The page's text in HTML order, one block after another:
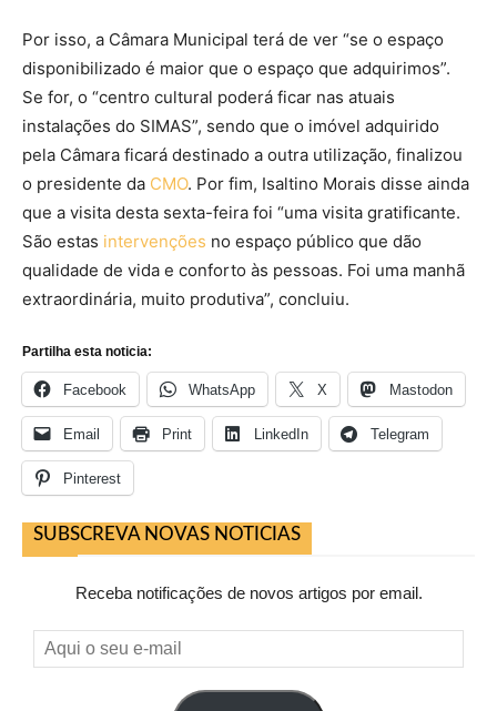
Por isso, a Câmara Municipal terá de ver “se o espaço
disponibilizado é maior que o espaço que adquirimos”.
Se for, o “centro cultural poderá ficar nas atuais
instalações do SIMAS”, sendo que o imóvel adquirido
pela Câmara ficará destinado a outra utilização, finalizou
o presidente da CMO. Por fim, Isaltino Morais disse ainda
que a visita desta sexta-feira foi “uma visita gratificante.
São estas intervenções no espaço público que dão
qualidade de vida e conforto às pessoas. Foi uma manhã
extraordinária, muito produtiva”, concluiu.
Partilha esta noticia:
Facebook WhatsApp X Mastodon
Email Print LinkedIn Telegram
Pinterest
SUBSCREVA NOVAS NOTICIAS
Receba notificações de novos artigos por email.
Aqui
o